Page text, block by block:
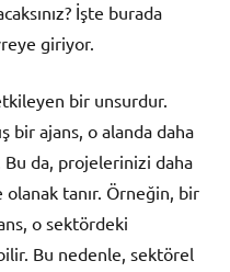
İşte burada
giriyor.
bir unsurdur.
bir ajans, o alanda daha
da, projelerinizi daha
tanır. Örneğin, bir
o sektördeki
Bu nedenle, sektörel